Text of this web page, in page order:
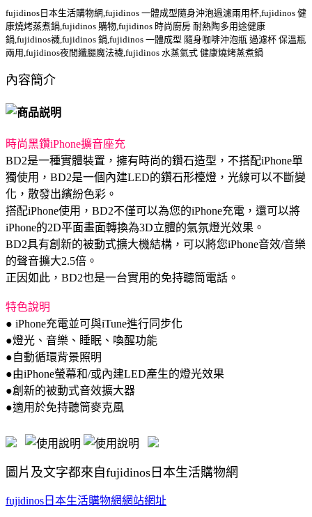
fujidinos日本生活購物網,fujidinos 一體成型隨身沖泡過濾兩用杯,fujidinos 健
康燒烤蒸煮鍋,fujidinos 購物,fujidinos 時尚廚房 耐熱陶多用途健康
鍋,fujidinos襪,fujidinos 鍋,fujidinos 一體成型 隨身咖啡沖泡瓶 過濾杯 保溫瓶
兩用,fujidinos夜間纖腿魔法襪,fujidinos 水蒸氣式 健康燒烤蒸煮鍋
內容簡介
時尚黑鑽iPhone擴音座充
BD2是一種實體裝置，擁有時尚的鑽石造型，不搭配iPhone單
獨使用，BD2是一個內建LED的鑽石形檯燈，光線可以不斷變
化，散發出繽紛色彩。
搭配iPhone使用，BD2不僅可以為您的iPhone充電，還可以將
iPhone的2D平面畫面轉換為3D立體的氣氛燈光效果。
BD2具有創新的被動式擴大機結構，可以將您iPhone音效/音樂
的聲音擴大2.5倍。
正因如此，BD2也是一台實用的免持聽筒電話。
特色說明
● iPhone充電並可與iTune進行同步化
●燈光、音樂、睡眠、喚醒功能
●自動循環背景照明
●由iPhone螢幕和/或內建LED產生的燈光效果
●創新的被動式音效擴大器
●適用於免持聽筒麥克風
圖片及文字都來自fujidinos日本生活購物網
fujidinos日本生活購物網網站網址